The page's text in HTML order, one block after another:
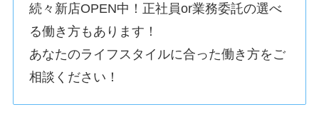
続々新店OPEN中！正社員or業務委託の選べ
る働き方もあります！
あなたのライフスタイルに合った働き方をご
相談ください！